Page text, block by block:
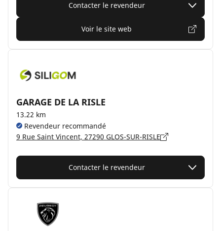
Contacter le revendeur
Voir le site web
GARAGE DE LA RISLE
13.22 km
Revendeur recommandé
9 Rue Saint Vincent, 27290 GLOS-SUR-RISLE
Contacter le revendeur